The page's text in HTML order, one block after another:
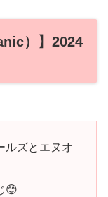
）】2024
ルズとエヌオ
😊